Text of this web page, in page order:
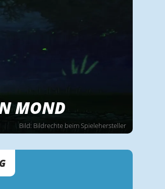
Bild: Bildrechte beim Spielehersteller
MOND